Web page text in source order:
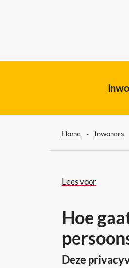
Home Inwoners
Lees voor
Hoe
Deze